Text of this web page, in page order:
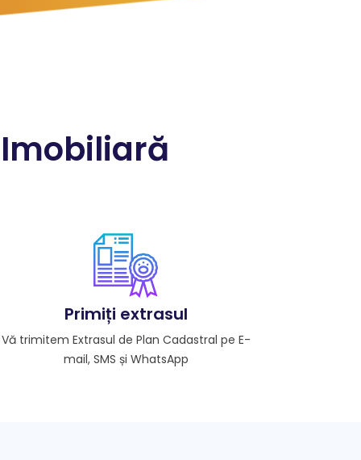
Primiți extrasul
Vă trimitem Extrasul de Plan Cadastral pe E-
mail, SMS și WhatsApp